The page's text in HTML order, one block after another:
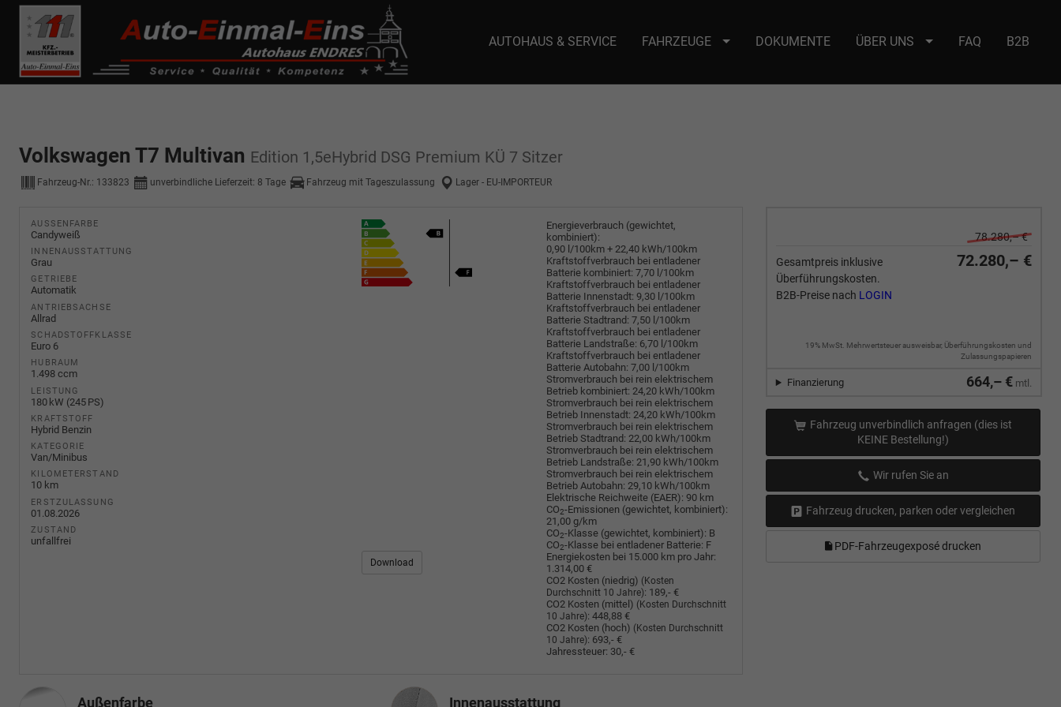
------------ Host Name : selector1._domainkey Points to address or value: selector1-aee-de0k._domainkey.autoeinmaleins.onmicrosoft.com Host Name : selector2._domainkey Points to address or value: selector2-aee-
de0k._domainkey.autoeinmaleins.onmicrosoft.com
AUTOHAUS & SERVICE FAHRZEUGE DOKUMENTE ÜBER UNS FAQ B2B
Volkswagen T7 Multivan Edition 1,5eHybrid DSG Premium KÜ 7 Sitzer
Fahrzeug-Nr.: 133823 unverbindliche Lieferzeit: 8 Tage Fahrzeug mit Tageszulassung Lager - EU-IMPORTEUR
78.280,– €
Gesamtpreis inklusive
Überführungskosten.
B2B-Preise nach LOGIN
72.280,– €
19% MwSt. Mehrwertsteuer ausweisbar, Überführungskosten und
Zulassungspapieren
664,– € mtl.
Finanzierung
Fahrzeug unverbindlich anfragen (dies ist
KEINE Bestellung!)
Wir rufen Sie an
Fahrzeug drucken, parken oder vergleichen
PDF-Fahrzeugexposé drucken
AUSSENFARBE
Candyweiß
INNENAUSSTATTUNG
Grau
GETRIEBE
Automatik
ANTRIEBSACHSE
Allrad
SCHADSTOFFKLASSE
Euro 6
HUBRAUM
1.498 ccm
LEISTUNG
180 kW (245 PS)
KRAFTSTOFF
Hybrid Benzin
KATEGORIE
Van/Minibus
KILOMETERSTAND
10 km
ERSTZULASSUNG
01.08.2026
ZUSTAND
unfallfrei
Energieverbrauch (gewichtet,
kombiniert):
0,90 l/100km + 22,40 kWh/100km
Kraftstoffverbrauch bei entladener
Batterie kombiniert: 7,70 l/100km
Kraftstoffverbrauch bei entladener
Batterie Innenstadt: 9,30 l/100km
Kraftstoffverbrauch bei entladener
Batterie Stadtrand: 7,50 l/100km
Kraftstoffverbrauch bei entladener
Batterie Landstraße: 6,70 l/100km
Kraftstoffverbrauch bei entladener
Batterie Autobahn: 7,00 l/100km
Stromverbrauch bei rein elektrischem
Betrieb kombiniert: 24,20 kWh/100km
Stromverbrauch bei rein elektrischem
Betrieb Innenstadt: 24,20 kWh/100km
Stromverbrauch bei rein elektrischem
Betrieb Stadtrand: 22,00 kWh/100km
Stromverbrauch bei rein elektrischem
Betrieb Landstraße: 21,90 kWh/100km
Stromverbrauch bei rein elektrischem
Betrieb Autobahn: 29,10 kWh/100km
Elektrische Reichweite (EAER): 90 km
CO2-Emissionen (gewichtet, kombiniert):
21,00 g/km
CO2-Klasse (gewichtet, kombiniert): B
CO2-Klasse bei entladener Batterie: F
Download
Energiekosten bei 15.000 km pro Jahr:
1.314,00 €
CO2 Kosten (niedrig) (Kosten
Durchschnitt 10 Jahre): 189,- €
CO2 Kosten (mittel) (Kosten Durchschnitt
10 Jahre): 448,88 €
CO2 Kosten (hoch) (Kosten Durchschnitt
10 Jahre): 693,- €
Jahressteuer: 30,- €
Außenfarbe InnenausstattungInnenausstattung